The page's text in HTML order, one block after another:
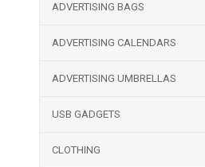
ADVERTISING BAGS
ADVERTISING CALENDARS
ADVERTISING UMBRELLAS
USB GADGETS
CLOTHING